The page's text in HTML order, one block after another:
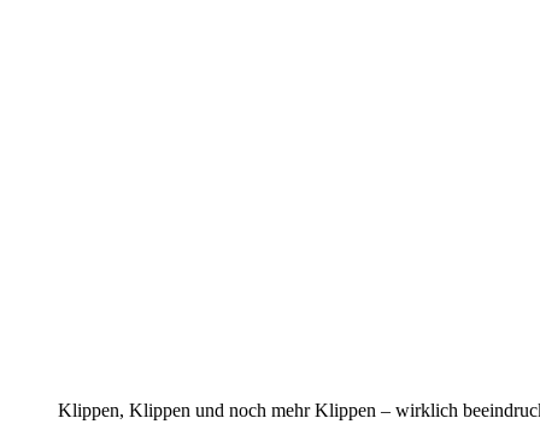
Klippen, Klippen und noch mehr Klippen – wirklich